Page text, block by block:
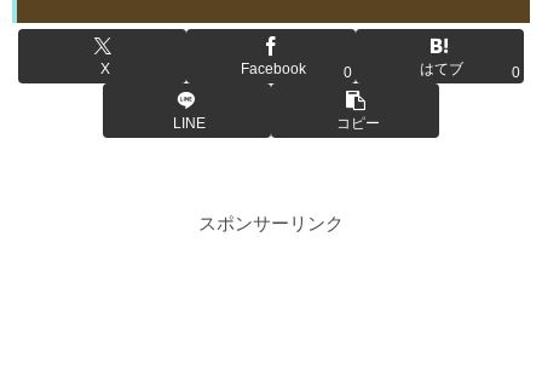
X Facebook 0 はてブ 0
LINE コピー
スポンサーリンク